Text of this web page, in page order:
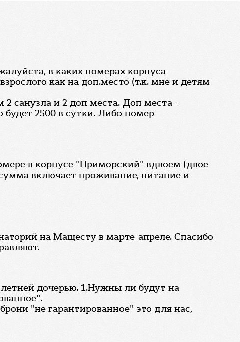
в каких номерах корпуса
как на доп.место (т.к. мне и детям
санузла и 2 доп места. Доп места -
будет 2500 в сутки. Либо номер
в корпусе "Приморский" вдвоем (двое
включает проживание, питание и
на Мащесту в марте-апреле. Спасибо
дочерью. 1.Нужны ли будут на
"не гарантированное" это для нас,